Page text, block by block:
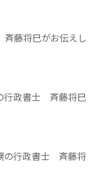
藤将巳がお伝えし
行政書士 斉藤将巳
の行政書士 斉藤将